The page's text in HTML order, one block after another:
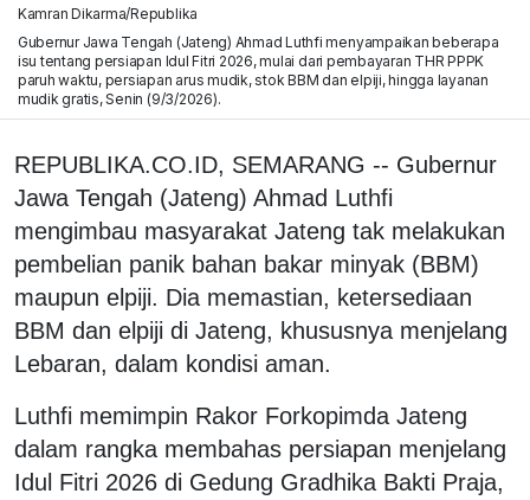
Kamran Dikarma/Republika
Gubernur Jawa Tengah (Jateng) Ahmad Luthfi menyampaikan beberapa
isu tentang persiapan Idul Fitri 2026, mulai dari pembayaran THR PPPK
paruh waktu, persiapan arus mudik, stok BBM dan elpiji, hingga layanan
mudik gratis, Senin (9/3/2026).
REPUBLIKA.CO.ID, SEMARANG -- Gubernur
Jawa Tengah (Jateng) Ahmad Luthfi
mengimbau masyarakat Jateng tak melakukan
pembelian panik bahan bakar minyak (BBM)
maupun elpiji. Dia memastian, ketersediaan
BBM dan elpiji di Jateng, khususnya menjelang
Lebaran, dalam kondisi aman.
Luthfi memimpin Rakor Forkopimda Jateng
dalam rangka membahas persiapan menjelang
Idul Fitri 2026 di Gedung Gradhika Bakti Praja,